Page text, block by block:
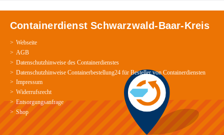
Containerdienst Schwarzwald-Baar-Kreis
Webseite
AGB
Datenschutzhinweise des Containerdienstes
Datenschutzhinweise Containerbestellung24 für Besteller von Containerdiensten
Impressum
Widerrufsrecht
Entsorgungsanfrage
Shop